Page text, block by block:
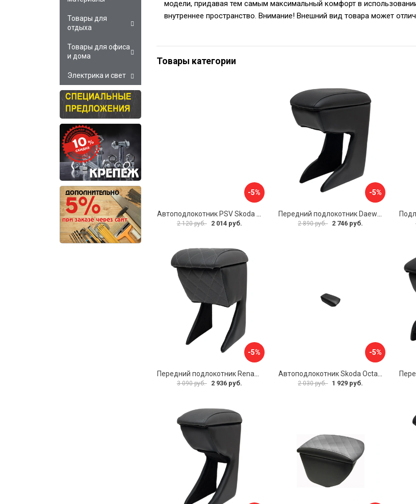
модели, придавая тем самым максимальный комфорт в
внутреннее пространство. Внимание! Внешний вид товара может
Товары категории
-5%
2 120 руб. 2 014 руб.
-5%
2 890 руб. 2 746 руб.
-5%
Передний подлокотник Renault Megane 2 2002-2008 AVTOLIDER1 PP-Renault-Megan-2-02R
3 090 руб. 2 936 руб.
-5%
Автоподлокотник Skoda Octavia III 2013 A7 PSV 124591
2 030 руб. 1 929 руб.
Товары для
отдыха
Товары для офиса
и дома
Электрика и свет